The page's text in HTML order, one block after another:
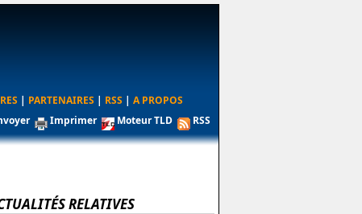
| PARTENAIRES | RSS | A PROPOS
Imprimer Moteur TLD RSS
RELATIVES